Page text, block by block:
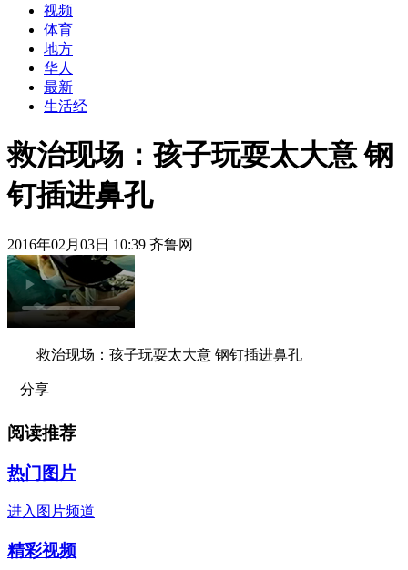
视频
体育
地方
华人
最新
生活经
救治现场：孩子玩耍太大意 钢
钉插进鼻孔
2016年02月03日 10:39 齐鲁网
救治现场：孩子玩耍太大意 钢钉插进鼻孔
分享
阅读推荐
热门图片
进入图片频道
精彩视频